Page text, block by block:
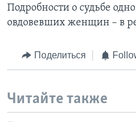
СОЦИАЛЬНЫЕ СЕТИ
Подробности о судьбе
овдовевших женщин – в
Поделиться
Читайте также